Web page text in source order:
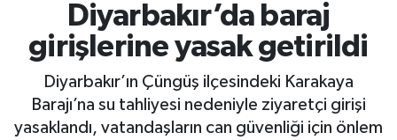
Diyarbakır’da baraj
girişlerine yasak getirildi
Diyarbakır’ın Çüngüş ilçesindeki Karakaya
Barajı’na su tahliyesi nedeniyle ziyaretçi girişi
yasaklandı, vatandaşların can güvenliği için önlem